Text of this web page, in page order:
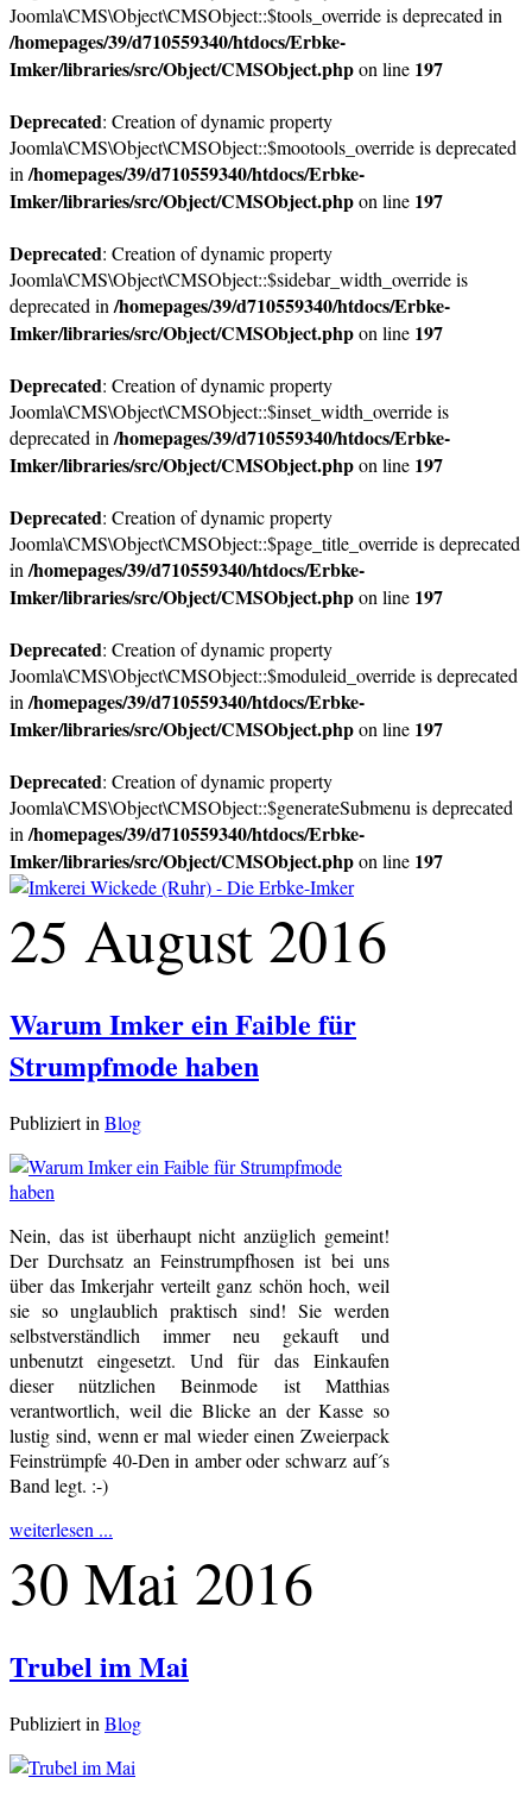
Joomla\CMS\Object\CMSObject::$tools_override is deprecated in
/homepages/39/d710559340/htdocs/Erbke-
Imker/libraries/src/Object/CMSObject.phpon line 197
Deprecated: Creation of dynamic property
Joomla\CMS\Object\CMSObject::$mootools_override is deprecated
in /homepages/39/d710559340/htdocs/Erbke-
Imker/libraries/src/Object/CMSObject.phpon line 197
Deprecated: Creation of dynamic property
Joomla\CMS\Object\CMSObject::$sidebar_width_override is
deprecated in /homepages/39/d710559340/htdocs/Erbke-
Imker/libraries/src/Object/CMSObject.phpon line 197
Deprecated: Creation of dynamic property
Joomla\CMS\Object\CMSObject::$inset_width_override is
deprecated in /homepages/39/d710559340/htdocs/Erbke-
Imker/libraries/src/Object/CMSObject.phpon line 197
Deprecated: Creation of dynamic property
Joomla\CMS\Object\CMSObject::$page_title_override is deprecated
in /homepages/39/d710559340/htdocs/Erbke-
Imker/libraries/src/Object/CMSObject.phpon line 197
Deprecated: Creation of dynamic property
Joomla\CMS\Object\CMSObject::$moduleid_override is deprecated
in /homepages/39/d710559340/htdocs/Erbke-
Imker/libraries/src/Object/CMSObject.phpon line 197
Deprecated: Creation of dynamic property
Joomla\CMS\Object\CMSObject::$generateSubmenu is deprecated
in /homepages/39/d710559340/htdocs/Erbke-
Imker/libraries/src/Object/CMSObject.phpon line 197
25 August 2016
Warum Imker ein Faible für
Strumpfmode haben
Publiziert in Blog
Nein, das ist überhaupt nicht anzüglich gemeint!
Der Durchsatz an Feinstrumpfhosen ist bei uns
über das Imkerjahr verteilt ganz schön hoch, weil
sie so unglaublich praktisch sind! Sie werden
selbstverständlich immer neu gekauft und
unbenutzt eingesetzt. Und für das Einkaufen
dieser nützlichen Beinmode ist Matthias
verantwortlich, weil die Blicke an der Kasse so
lustig sind, wenn er mal wieder einen Zweierpack
Feinstrümpfe 40-Den in amber oder schwarz auf´s
Band legt. :-)
weiterlesen ...
30 Mai 2016
Trubel im Mai
Publiziert in Blog